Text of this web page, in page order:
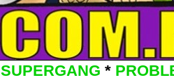
SUPERGANG *